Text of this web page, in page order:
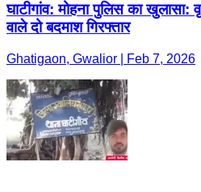
घाटीगांव: मोहना पुलिस का खुलासा:
वाले दो बदमाश गिरफ्तार
Ghatigaon, Gwalior | Feb 7, 2026